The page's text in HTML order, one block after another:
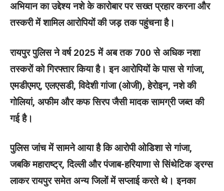
अभियान का उद्देश्य नशे के कारोबार पर सख्त प्रहार करना और
तस्करी में शामिल आरोपियों की जड़ तक पहुंचना है।
रायपुर पुलिस ने वर्ष 2025 में अब तक 700 से अधिक नशा
तस्करों को गिरफ्तार किया है। इन आरोपियों के पास से गांजा,
एमडीएमए, एलएसडी, विदेशी गांजा (ओजी), हेरोइन, नशे की
गोलियां, अफीम और कफ सिरप जैसी मादक सामग्री जब्त की
गई है।
पुलिस जांच में सामने आया है कि आरोपी ओडिशा से गांजा,
जबकि महाराष्ट्र, दिल्ली और पंजाब-हरियाणा से सिंथेटिक ड्रग्स
लाकर रायपुर समेत अन्य जिलों में सप्लाई करते थे। इनका